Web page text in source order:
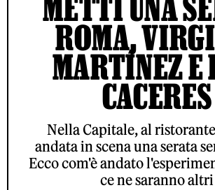
METTI UNA
ROMA,
MARTÍNEZ E
CACERES
Nella Capitale, al
andata in scena una serata
Ecco com'è andato
ce ne saranno altri